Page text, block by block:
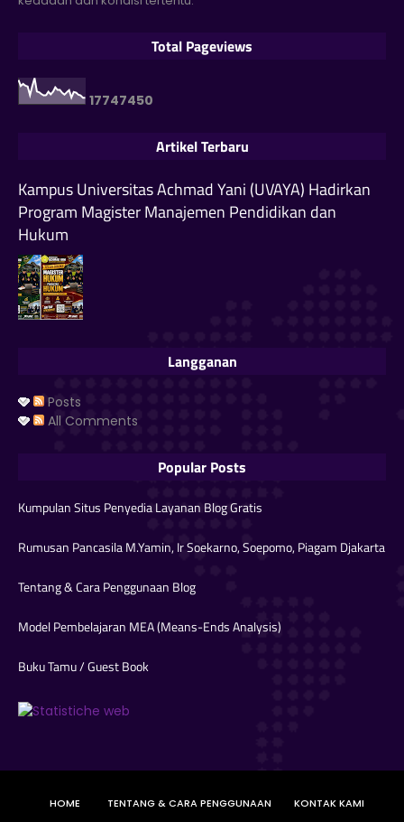
Total Pageviews
17747450
Artikel Terbaru
Kampus Universitas Achmad Yani (UVAYA) Hadirkan
Program Magister Manajemen Pendidikan dan
Hukum
Langganan
Posts
All Comments
Popular Posts
Kumpulan Situs Penyedia Layanan Blog Gratis
Rumusan Pancasila M.Yamin, Ir Soekarno, Soepomo, Piagam Djakarta
Tentang & Cara Penggunaan Blog
Model Pembelajaran MEA (Means-Ends Analysis)
Buku Tamu / Guest Book
HOME TENTANG & CARA PENGGUNAAN KONTAK KAMI